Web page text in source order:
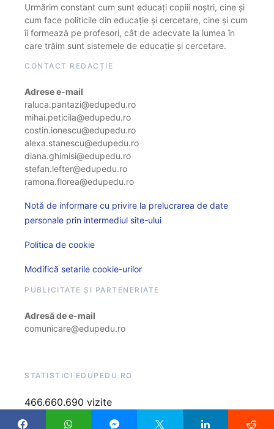
Urmărim constant cum sunt educați copiii noștri, cine și
cum face politicile din educație și cercetare, cine și cum
îi formează pe profesori, cât de adecvate la lumea în
care trăim sunt sistemele de educație și cercetare.
CONTACT REDACȚIE
Adrese e-mail
raluca.pantazi@edupedu.ro
mihai.peticila@edupedu.ro
costin.ionescu@edupedu.ro
alexa.stanescu@edupedu.ro
diana.ghimisi@edupedu.ro
stefan.lefter@edupedu.ro
ramona.florea@edupedu.ro
Notă de informare cu privire la prelucrarea de date
personale prin intermediul site-ului
Politica de cookie
Modifică setarile cookie-urilor
PUBLICITATE ȘI PARTENERIATE
Adresă de e-mail
comunicare@edupedu.ro
STATISTICI EDUPEDU.RO
466.660.690 vizite